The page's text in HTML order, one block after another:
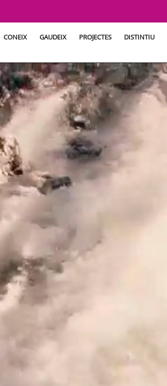
CONEIX GAUDEIX PROJECTES DISTINTIU